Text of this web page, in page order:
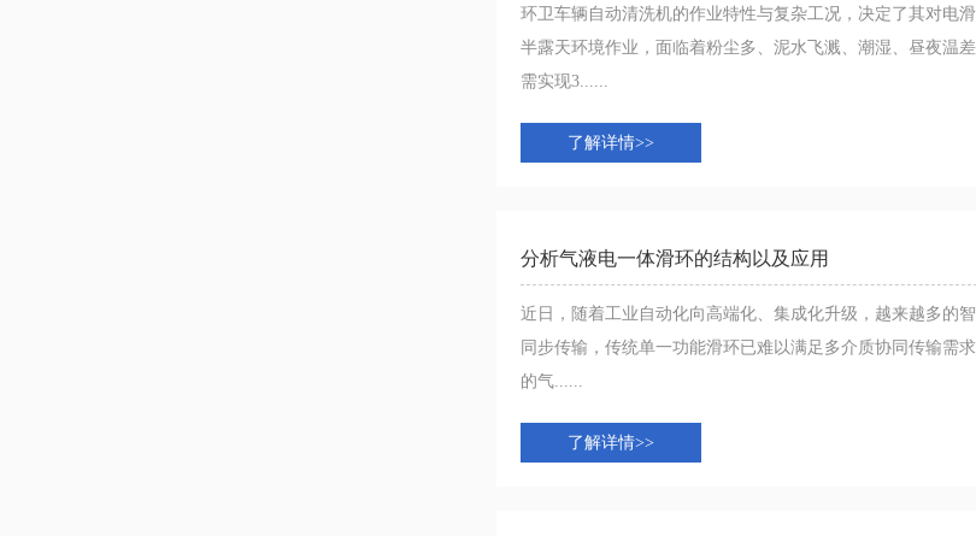
环卫车辆自动清洗机的作业特性与复杂工况，决定了其对电
半露天环境作业，面临着粉尘多、泥水飞溅、潮湿、昼夜
需实现3......
了解详情>>
分析气液电一体滑环的结构以及应用
近日，随着工业自动化向高端化、集成化升级，越来越多的
同步传输，传统单一功能滑环已难以满足多介质协同传输需
的气......
了解详情>>